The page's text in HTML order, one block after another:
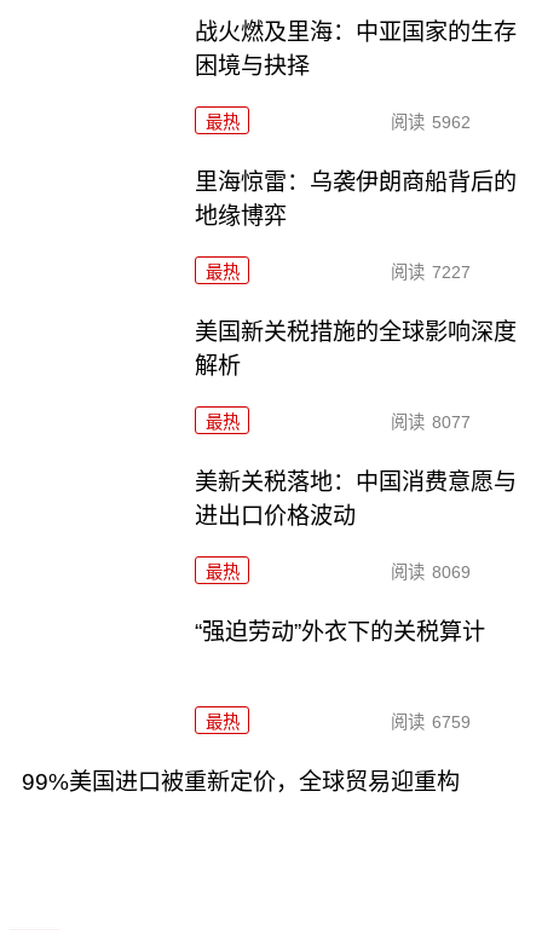
战火燃及里海：中亚国家的生存
困境与抉择
最热 阅读 5962
里海惊雷：乌袭伊朗商船背后的
地缘博弈
最热 阅读 7227
美国新关税措施的全球影响深度
解析
最热 阅读 8077
美新关税落地：中国消费意愿与
进出口价格波动
最热 阅读 8069
“强迫劳动”外衣下的关税算计
最热 阅读 6759
99%美国进口被重新定价，全球贸易迎重构